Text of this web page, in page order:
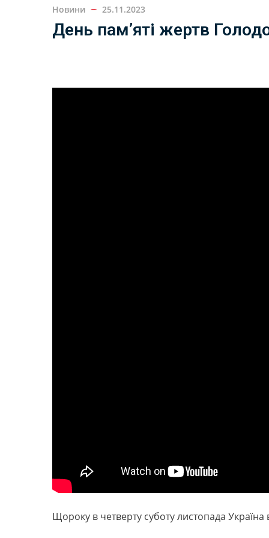
Новини 25.11.2023
День памʼяті жертв
Щороку в четверту суботу листопада